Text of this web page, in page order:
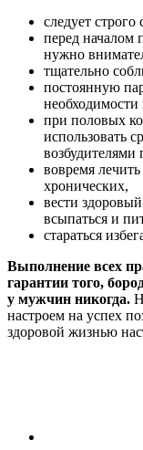
следует
перед началом
нужно
тщательно
постоянную
необходимости
при половых
использовать
возбудителями
вовремя
хронических,
вести
всыпаться и
стараться
Выполнение всех
гарантии того,
у мужчин никогда.
настроем на успех
здоровой жизнью